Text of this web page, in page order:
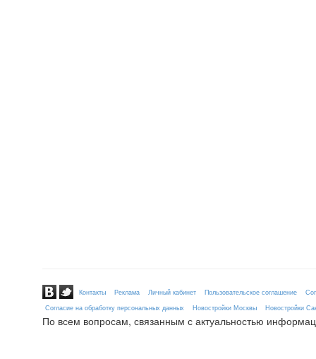
Контакты Реклама Личный кабинет Пользовательское соглашение
Согласие на обработку персональных данных
Новостройки Москвы Новостройки
По всем вопросам, связанным с актуальностью